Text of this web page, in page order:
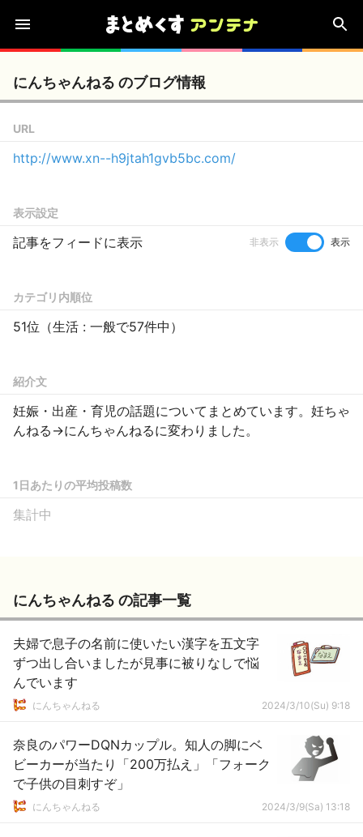
にんちゃんねる のブログ情報
URL
http://www.xn--h9jtah1gvb5bc.com/
表示設定
記事をフィードに表示 非表示 表示
カテゴリ内順位
51位（生活 : 一般で57件中）
紹介文
妊娠・出産・育児の話題についてまとめています。妊ちゃ
んねる→にんちゃんねるに変わりました。
1日あたりの平均投稿数
集計中
にんちゃんねる の記事一覧
夫婦で息子の名前に使いたい漢字を五文字
ずつ出し合いましたが見事に被りなしで悩
んでいます
にんちゃんねる 2024/3/10(Su) 9:18
奈良のパワーDQNカップル。知人の脚にベ
ビーカーが当たり「200万払え」「フォーク
で子供の目刺すぞ」
にんちゃんねる 2024/3/9(Sa) 13:18